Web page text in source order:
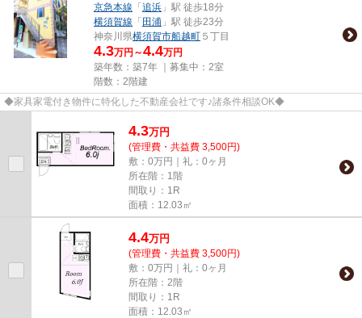
京急本線 「 追浜 」駅 徒歩18分
横須賀線 「 田浦 」駅 徒歩23分
神奈川県横須賀市船越町 ５丁目
4.3万円～4.4万円
築年数：築7年 ｜募集中： 2室
階数：2階建
◆家具家電付き物件に特化した不動産会社です♪諸条件相談OK◆
4.3万円
(管理費・共益費 3,500円)
敷：0万円｜礼：0ヶ月
所在階：1階
間取り：1R
面積：12.03㎡
4.4万円
(管理費・共益費 3,500円)
敷：0万円｜礼：0ヶ月
所在階：2階
間取り：1R
面積：12.03㎡